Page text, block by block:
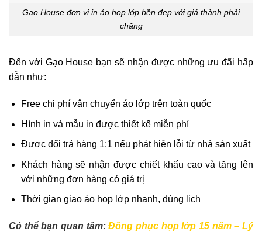
Gạo House đơn vị in áo họp lớp bền đẹp với giá thành phải
chăng
Đến với Gạo House bạn sẽ nhận được những ưu đãi hấp
dẫn như:
Free chi phí vận chuyển áo lớp trên toàn quốc
Hình in và mẫu in được thiết kế miễn phí
Được đổi trả hàng 1:1 nếu phát hiện lỗi từ nhà sản xuất
Khách hàng sẽ nhận được chiết khấu cao và tăng lên
với những đơn hàng có giá trị
Thời gian giao áo họp lớp nhanh, đúng lịch
Có thể bạn quan tâm: Đồng phục họp lớp 15 năm – Lý